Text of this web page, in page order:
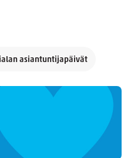
asiantuntijapäivät